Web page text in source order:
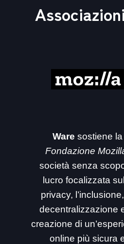
Ware sostiene la
Fondazione
società senza
lucro focalizzata
privacy,
decentralizzazione
creazione di
online più sicura